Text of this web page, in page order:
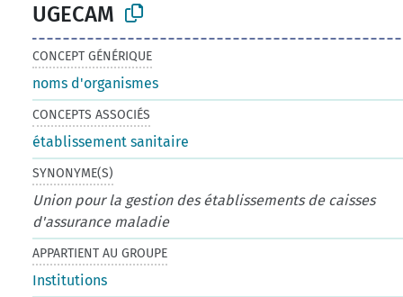
UGECAM
CONCEPT GÉNÉRIQUE
noms d'organismes
CONCEPTS ASSOCIÉS
établissement sanitaire
SYNONYME(S)
Union pour la gestion des établissements de caisses
d'assurance maladie
APPARTIENT AU GROUPE
Institutions